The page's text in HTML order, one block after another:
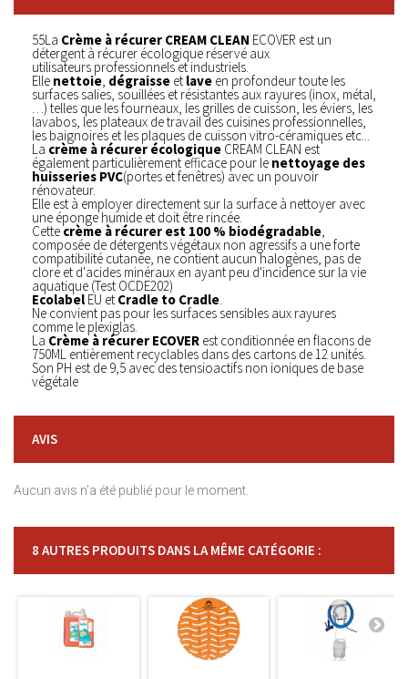
55La Crème à récurer CREAM CLEAN ECOVER est un
détergent à récurer écologique réservé aux
utilisateurs professionnels et industriels.
Elle nettoie, dégraisse et lave en profondeur toute les
surfaces salies, souillées et résistantes aux rayures (inox, métal,
…) telles que les fourneaux, les grilles de cuisson, les éviers, les
lavabos, les plateaux de travail des cuisines professionnelles,
les baignoires et les plaques de cuisson vitro-céramiques etc...
La crème à récurer écologique CREAM CLEAN est
également particulièrement efficace pour le nettoyage des
huisseries PVC(portes et fenêtres) avec un pouvoir
rénovateur.
Elle est à employer directement sur la surface à nettoyer avec
une éponge humide et doit être rincée.
Cettecrème à récurer est 100 % biodégradable,
composée de détergents végétaux non agressifs a une forte
compatibilité cutanée, ne contient aucun halogènes, pas de
clore et d'acides minéraux en ayant peu d'incidence sur la vie
aquatique (Test OCDE202)
Ecolabel EU et Cradle to Cradle.
Ne convient pas pour les surfaces sensibles aux rayures
comme le plexiglas.
La Crème à récurer ECOVER est conditionnée en flacons de
750ML entièrement recyclables dans des cartons de 12 unités.
Son PH est de 9,5 avec des tensioactifs non ioniques de base
végétale
AVIS
Aucun avis n'a été publié pour le moment.
8 AUTRES PRODUITS DANS LA MÊME CATÉGORIE :